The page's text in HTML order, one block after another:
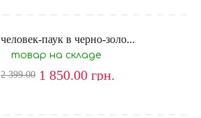
человек-паук в черно-золо...
товар на складе
2 399.00 1 850.00 грн.